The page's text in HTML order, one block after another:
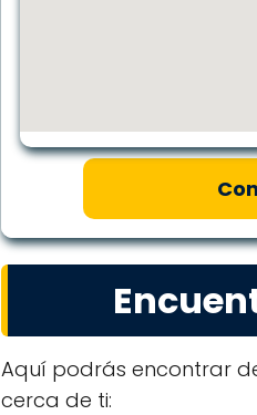
Aquí podrás encontrar
cerca de ti: